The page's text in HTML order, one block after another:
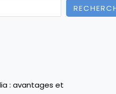
: avantages et